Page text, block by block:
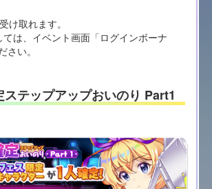
け取れます。
は、イベント画面「ログインボーナ
さい。
テップアップおいのり Part1